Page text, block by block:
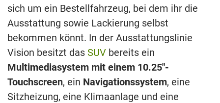
sich um ein Bestellfahrzeug, bei dem ihr die
Ausstattung sowie Lackierung selbst
bekommen könnt. In der Ausstattungslinie
Vision besitzt das SUV bereits ein
Multimediasystem mit einem 10.25″-
Touchscreen, ein Navigationssystem, eine
Sitzheizung, eine Klimaanlage und eine